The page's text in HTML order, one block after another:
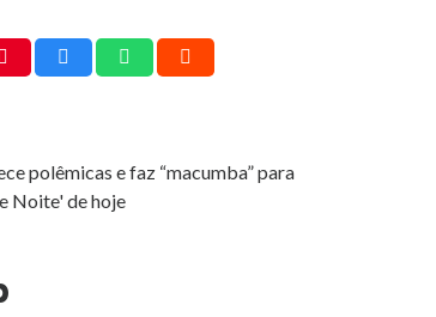
polêmicas e faz “macumba” para
Noite' de hoje